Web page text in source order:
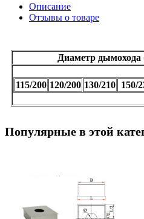
Описание
Отзывы о товаре
Диаметр
115/200 120/200 130/210 150/
Популярные в этой